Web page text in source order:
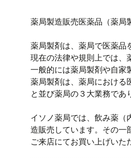
薬局製造販売医薬品（薬局
薬局製剤は、薬局で医薬品
現在の法律や規則上では、
一般的には薬局製剤や自家
薬局製剤は、薬局における
と並び薬局の３大業務であ
イソノ薬局では、飲み薬（
造販売しています。その一
ご来店にてお買い上げいた